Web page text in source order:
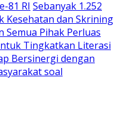
81 RI Sebanyak 1.252
Kesehatan dan Skrining
Semua Pihak Perluas
Tingkatkan Literasi
Bersinergi dengan
soal